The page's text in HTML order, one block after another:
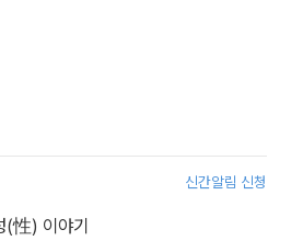
신간알림 신청
(性) 이야기